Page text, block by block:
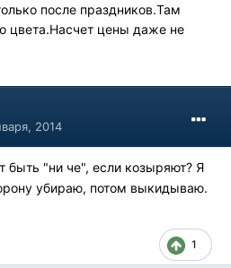
после праздников.Там
цвета.Насчет цены даже не
2014
быть "ни че", если козыряют? Я
убираю, потом выкидываю.
1